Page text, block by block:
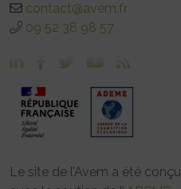
contact@avem.fr
09 52 38 98 57
Le site de l’Avem a été conçu